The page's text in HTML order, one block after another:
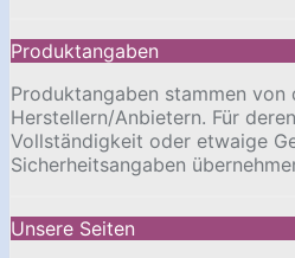
Produktangaben
Produktangaben stammen von
Herstellern/Anbietern. Für
Vollständigkeit oder etwaige
Sicherheitsangaben
Unsere Seiten